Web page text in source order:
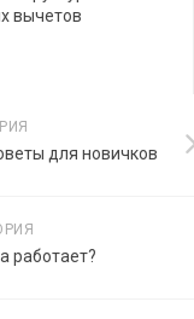
вычетов
для новичков
работает?